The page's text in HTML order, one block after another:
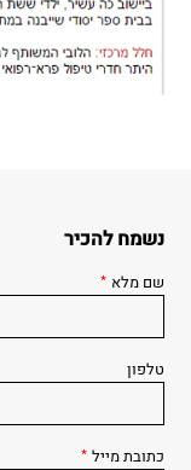
נשמח להכיר
שם מלא *
טלפון
כתובת מייל *